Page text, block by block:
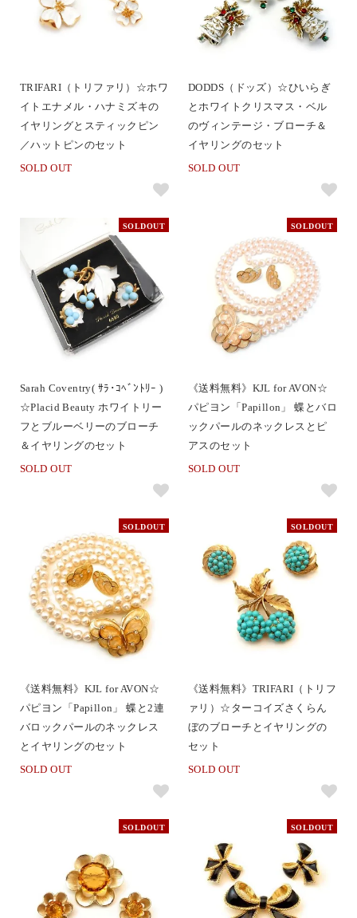
TRIFARI（トリファリ）☆ホワ
イトエナメル・ハナミズキの
イヤリングとスティックピン
／ハットピンのセット
SOLD OUT
DODDS（ドッズ）☆ひいらぎ
とホワイトクリスマス・ベル
のヴィンテージ・ブローチ＆
イヤリングのセット
SOLD OUT
SOLDOUT
Sarah Coventry( ｻﾗ･ｺﾍﾞﾝﾄﾘｰ )
☆Placid Beauty ホワイトリー
フとブルーベリーのブローチ
＆イヤリングのセット
SOLD OUT
SOLDOUT
《送料無料》KJL for AVON☆
パピヨン「Papillon」 蝶とバロ
ックパールのネックレスとピ
アスのセット
SOLD OUT
SOLDOUT
《送料無料》KJL for AVON☆
パピヨン「Papillon」 蝶と2連
バロックパールのネックレス
とイヤリングのセット
SOLD OUT
SOLDOUT
《送料無料》TRIFARI（トリフ
ァリ）☆ターコイズさくらん
ぼのブローチとイヤリングの
セット
SOLD OUT
SOLDOUT SOLDOUT